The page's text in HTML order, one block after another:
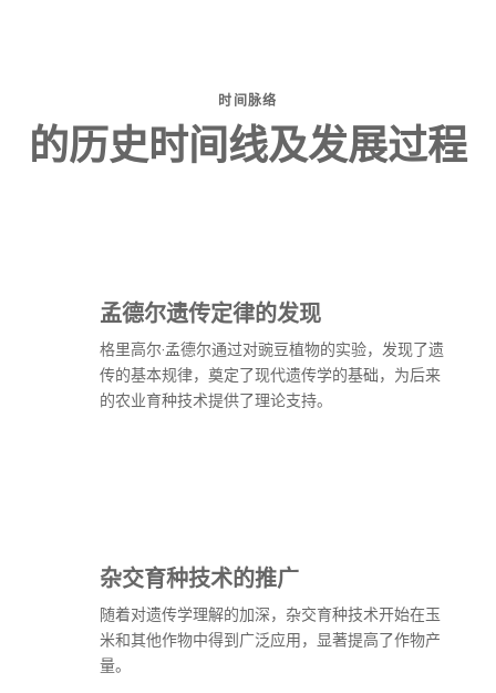
时间脉络
的历史时间线及发展过程
孟德尔遗传定律的发现
格里高尔·孟德尔通过对豌豆植物的实验，发现了遗
传的基本规律，奠定了现代遗传学的基础，为后来
的农业育种技术提供了理论支持。
杂交育种技术的推广
随着对遗传学理解的加深，杂交育种技术开始在玉
米和其他作物中得到广泛应用，显著提高了作物产
量。